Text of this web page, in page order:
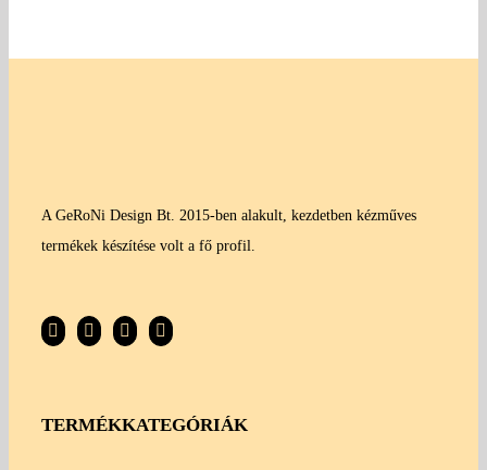
A GeRoNi Design Bt. 2015-ben alakult, kezdetben kézműves
termékek készítése volt a fő profil.
TERMÉKKATEGÓRIÁK